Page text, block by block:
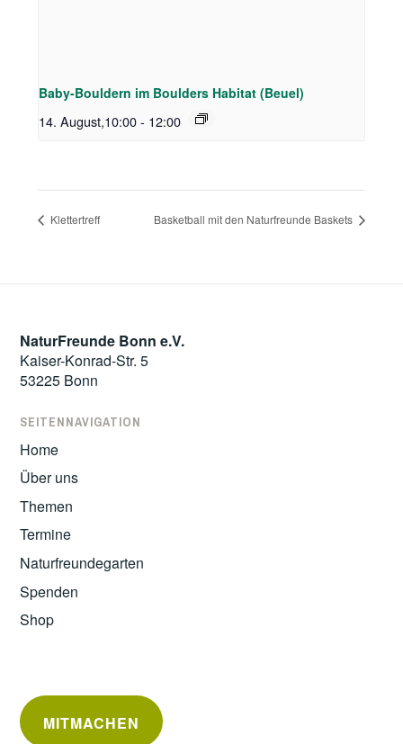
Baby-Bouldern im Boulders Habitat (Beuel)
14. August,10:00 - 12:00
Klettertreff Basketball mit den Naturfreunde Baskets
NaturFreunde Bonn e.V.
Kaiser-Konrad-Str. 5
53225 Bonn
SEITENNAVIGATION
Home
Über uns
Themen
Termine
Naturfreundegarten
Spenden
Shop
MITMACHEN